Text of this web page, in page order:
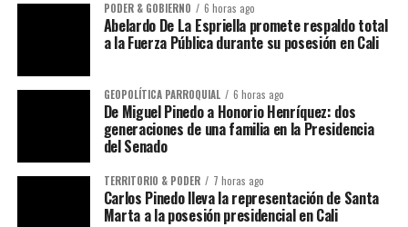
PODER & GOBIERNO 6 horas ago
Abelardo De La Espriella promete respaldo total
a la Fuerza Pública durante su posesión en Cali
GEOPOLÍTICA PARROQUIAL 6 horas ago
De Miguel Pinedo a Honorio Henríquez: dos
generaciones de una familia en la Presidencia
del Senado
TERRITORIO & PODER 7 horas ago
Carlos Pinedo lleva la representación de Santa
Marta a la posesión presidencial en Cali